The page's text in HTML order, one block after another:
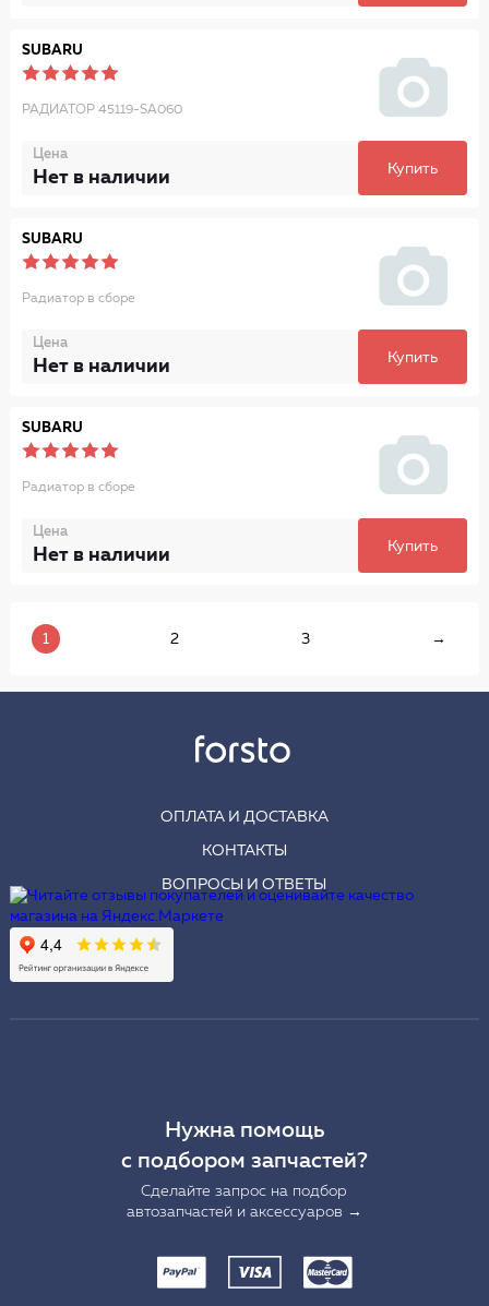
SUBARU
РАДИАТОР 45119-SA060
Цена
Нет в наличии Купить
SUBARU
Радиатор в сборе
Цена
Нет в наличии Купить
SUBARU
Радиатор в сборе
Цена
Нет в наличии Купить
1 2 3 →
ОПЛАТА И ДОСТАВКА
КОНТАКТЫ
ВОПРОСЫ И ОТВЕТЫ
Нужна помощь
с подбором запчастей?
Сделайте запрос на подбор
автозапчастей и аксессуаров →